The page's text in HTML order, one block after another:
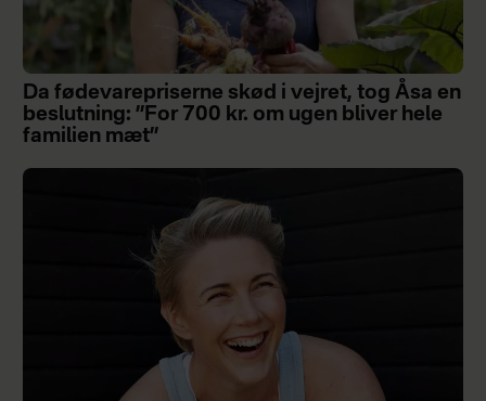
Da fødevarepriserne skød i vejret, tog Åsa en
beslutning: ”For 700 kr. om ugen bliver hele
familien mæt”